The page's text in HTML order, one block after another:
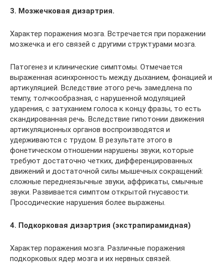
3. Мозжечковая дизартрия.
Характер поражения мозга. Встречается при поражении
мозжечка и его связей с другими структурами мозга.
Патогенез и клинические симптомы. Отмечается
выраженная асинхронность между дыханием, фонацией и
артикуляцией. Вследствие этого речь замедлена по
темпу, толчкообразная, с нарушенной модуляцией
ударения, с затуханием голоса к концу фразы, то есть
скандированная речь. Вследствие гипотонии движения
артикуляционных органов воспроизводятся и
удерживаются с трудом. В результате этого в
фонетическом отношении нарушены звуки, которые
требуют достаточно четких, дифференцированных
движений и достаточной силы мышечных сокращений:
сложные переднеязычные звуки, аффрикаты, смычные
звуки. Развивается симптом открытой гнусавости.
Просодические нарушения более выражены.
4. Подкорковая дизартрия (экстрапирамидная)
Характер поражения мозга. Различные поражения
подкорковых ядер мозга и их нервных связей.